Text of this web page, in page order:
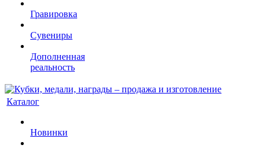
Гравировка
Сувениры
Дополненная
реальность
Каталог
Новинки